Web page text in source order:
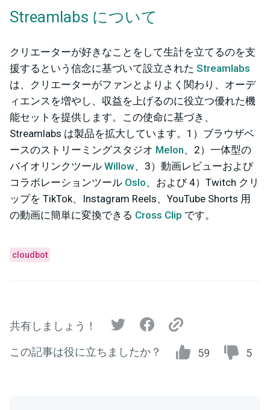
Streamlabs について
クリエーターが好きなことをして生計を立てるのを支
援するという信念に基づいて設立された Streamlabs
は、クリエーターがファンとよりよく関わり、オーデ
ィエンスを増やし、収益を上げるのに役立つ優れた機
能セットを提供します。この使命に基づき、
Streamlabs は製品を拡大しています。1）ブラウザベ
ースのストリーミングスタジオ Melon、2）一体型の
バイオリンクツール Willow、3）動画レビューおよび
コラボレーションツール Oslo、および 4）Twitch クリ
ップを TikTok、Instagram Reels、YouTube Shorts 用
の動画に簡単に変換できる Cross Clip です。
cloudbot
共有しましょう！
この記事は役に立ちましたか？ 59 5